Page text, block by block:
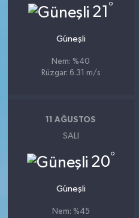
21 °
Güneşli
Nem: %40
Rüzgar: 6.31 m/s
11 AĞUSTOS
SALI
20°
Güneşli
Nem: %45